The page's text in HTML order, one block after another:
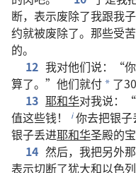
断， 表示废除了我跟我
约就被废除了。 那些受苦
的。
12 我对他们说：“
算了。” 他们就付 * 了30
13 耶和华对我说：“
值这些钱！ i 你去把银子
银子丢进耶和华圣殿的
14 然后， 我把另外那
表示切断了犹大和以色列